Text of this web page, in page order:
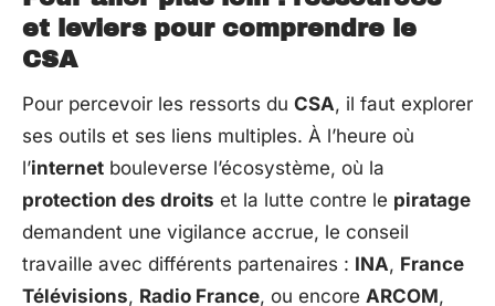
et leviers pour comprendre le
CSA
Pour percevoir les ressorts du CSA, il faut explorer
ses outils et ses liens multiples. À l’heure où
l’internet bouleverse l’écosystème, où la
protection des droits et la lutte contre le piratage
demandent une vigilance accrue, le conseil
travaille avec différents partenaires : INA, France
Télévisions, Radio France, ou encore ARCOM,